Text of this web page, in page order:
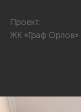
Проект:
ЖК «Граф Орлов»